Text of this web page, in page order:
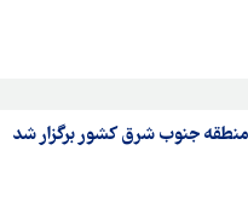
جنوب شرق کشور برگزار شد